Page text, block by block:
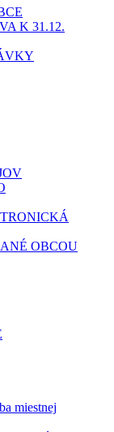
K 31.12.
OBCOU
miestnej